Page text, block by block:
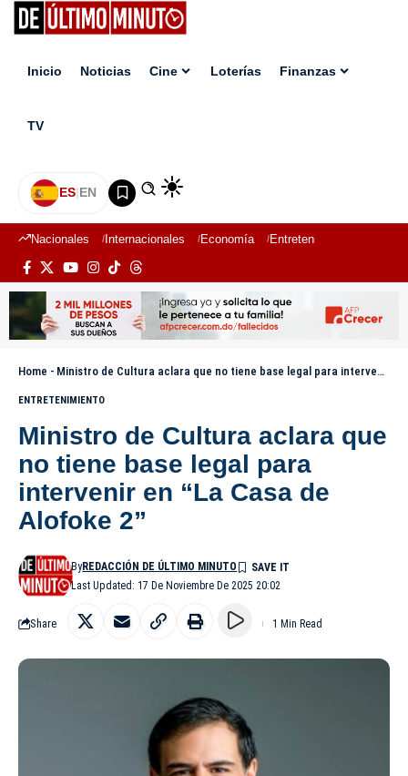
Inicio Noticias Cine Loterías Finanzas
TV
ES|EN
Nacionales Internacionales Economía Entretenimiento
Home - Ministro de Cultura aclara que no tiene base legal para intervenir en “La Casa de Alofoke 2”
ENTRETENIMIENTO
Ministro de Cultura aclara que
no tiene base legal para
intervenir en “La Casa de
Alofoke 2”
Last Updated: 17 De Noviembre De 2025 20:02
ByREDACCIÓN DE ÚLTIMO MINUTO
Share 1 Min Read